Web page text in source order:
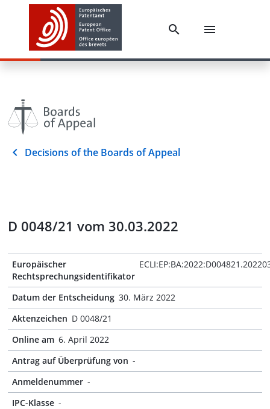
Decisions of the Boards of Appeal
D 0048/21 vom 30.03.2022
Europäischer
Rechtsprechungsidentifikator
Datum der Entscheidung 30. März 2022
Aktenzeichen D 0048/21
Online am 6. April 2022
Antrag auf Überprüfung von -
Anmeldenummer -
IPC-Klasse -